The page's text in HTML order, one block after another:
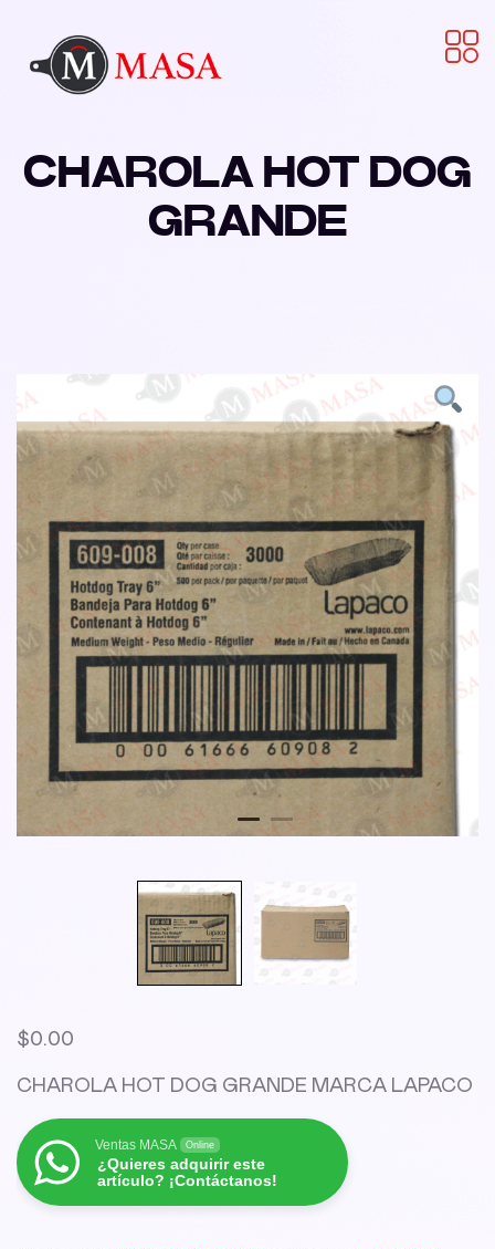
CHAROLA HOT DOG
GRANDE
$0.00
CHAROLA HOT DOG GRANDE MARCA LAPACO
Ventas MASA Online
¿Quieres adquirir este
artículo? ¡Contáctanos!